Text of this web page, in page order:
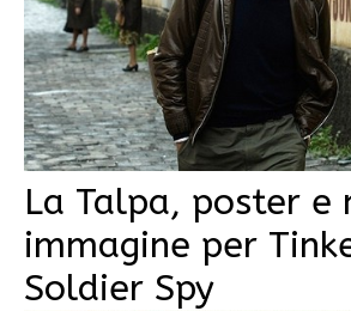
La Talpa, poster e
immagine per
Soldier Spy